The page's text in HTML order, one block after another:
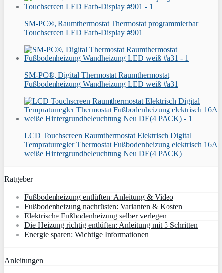
SM-PC®, Raumthermostat Thermostat programmierbar
Touchscreen LED Farb-Display #901
SM-PC®, Digital Thermostat Raumthermostat
Fußbodenheizung Wandheizung LED weiß #a31
LCD Touchscreen Raumthermostat Elektrisch Digital
Tempraturregler Thermostat Fußbodenheizung elektrisch 16A
weiße Hintergrundbeleuchtung Neu DE(4 PACK)
Ratgeber
Fußbodenheizung entlüften: Anleitung & Video
Fußbodenheizung nachrüsten: Varianten & Kosten
Elektrische Fußbodenheizung selber verlegen
Die Heizung richtig entlüften: Anleitung mit 3 Schritten
Energie sparen: Wichtige Informationen
Anleitungen